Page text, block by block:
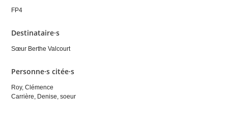
FP4
Destinataire·s
Sœur Berthe Valcourt
Personne·s citée·s
Roy, Clémence
Carrière, Denise, soeur